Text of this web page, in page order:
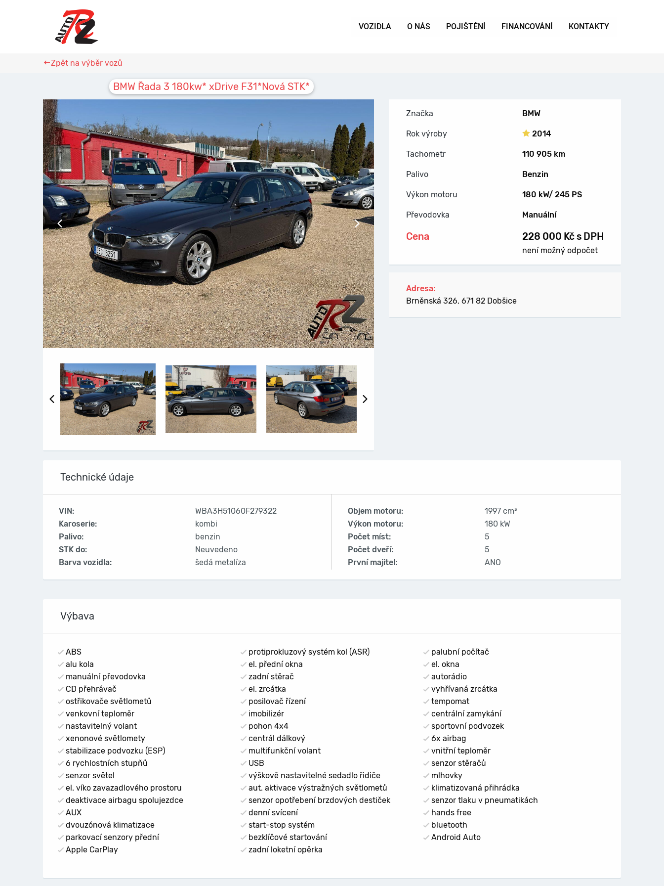
VOZIDLA O NÁS POJIŠTĚNÍ FINANCOVÁNÍ KONTAKTY
Zpět na výběr vozů
BMW Řada 3 180kw* xDrive F31*Nová STK*
Předchozí snímek Další snímek
Předchozí snímek Další snímek
Značka
Rok výroby
Tachometr
Palivo
Výkon motoru
Převodovka
Cena
BMW
2014
110 905 km
Benzin
180 kW/ 245 PS
Manuální
228 000 Kč s DPH
není možný odpočet
Adresa:
Brněnská 326, 671 82 Dobšice
Technické údaje
VIN:
WBA3H51060F279322
Karoserie:
kombi
Palivo:
benzin
STK do:
Neuvedeno
Barva vozidla:
šedá metalíza
Objem motoru:
1997 cm³
Výkon motoru:
180 kW
Počet míst:
5
Počet dveří:
5
První majitel:
ANO
Výbava
ABS protiprokluzový systém kol (ASR)
palubní počítač
alu kola
el. přední okna
el. okna
manuální převodovka
zadní stěrač
autorádio
CD přehrávač
el. zrcátka
vyhřívaná zrcátka
ostřikovače světlometů
posilovač řízení
tempomat
venkovní teploměr
imobilizér
centrální zamykání
nastavitelný volant
pohon 4x4
sportovní podvozek
xenonové světlomety
centrál dálkový
6x airbag
stabilizace podvozku (ESP)
multifunkční volant
vnitřní teploměr
6 rychlostních stupňů
USB
senzor stěračů
senzor světel
výškově nastavitelné sedadlo řidiče
mlhovky
el. víko zavazadlového prostoru
aut. aktivace výstražných světlometů
klimatizovaná přihrádka
deaktivace airbagu spolujezdce
senzor opotřebení brzdových destiček
senzor tlaku v pneumatikách
AUX
denní svícení
hands free
dvouzónová klimatizace
start-stop systém
bluetooth
parkovací senzory přední
bezklíčové startování
Android Auto
Apple CarPlay
zadní loketní opěrka